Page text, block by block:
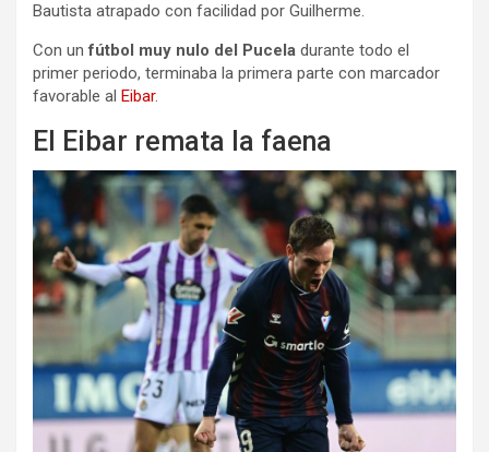
Bautista atrapado con facilidad por Guilherme.
Con unfútbol muy nulo del Pucela durante todo el
primer periodo, terminaba la primera parte con marcador
favorable al Eibar.
El Eibar remata la faena